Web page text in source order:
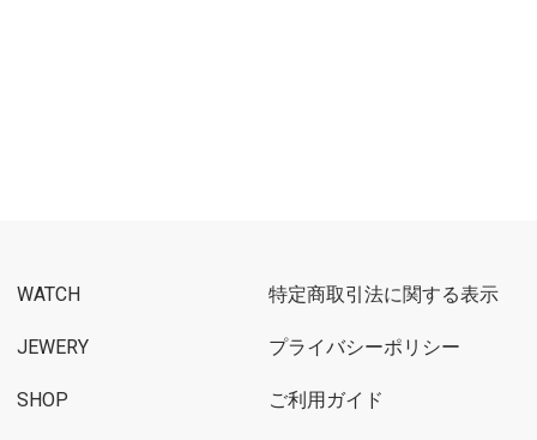
WATCH
JEWERY
SHOP
特定商取引法に関する表示
プライバシーポリシー
ご利用ガイド